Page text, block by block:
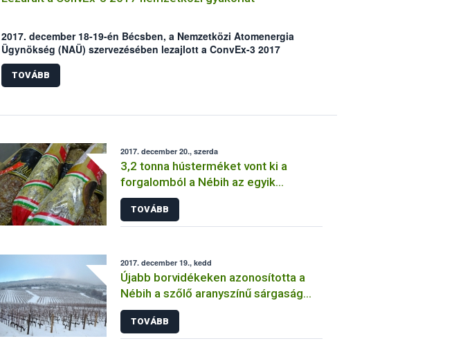
2017. december 18-19-én Bécsben, a Nemzetközi Atomenergia
Ügynökség (NAÜ) szervezésében lezajlott a ConvEx-3 2017
elnevezésű nukleáris balesetelhárítási gyakorlat értékelő
munkaértekezlete, ezzel lezárult a 2017. június 21-22. között tartott
szimuláció. A kiértékelésen hazánkat az Országos Atomenergia
Nemzeti Élelmiszerlánc-biztonsági Hivatal (Nébih) képviselte.
TOVÁBB
2017. december 20., szerda
3,2 tonna hústerméket vont ki a
forgalomból a Nébih az egyik
budapesti piac húsboltjában
TOVÁBB
2017. december 19., kedd
Újabb borvidékeken azonosította a
Nébih a szőlő aranyszínű sárgaság
betegséget
TOVÁBB